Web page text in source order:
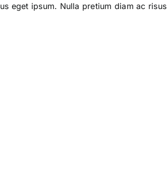
eget ipsum. Nulla pretium diam ac risus